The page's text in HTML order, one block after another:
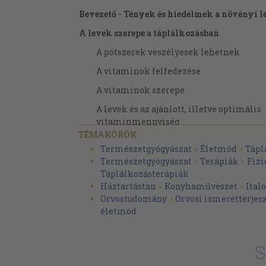
Bevezető - Tények és hiedelmek a növényi
A levek szerepe a táplálkozásban
A pótszerek veszélyesek lehetnek
A vitaminok felfedezése
A vitaminok szerepe
A levek és az ajánlott, illetve optimális
vitaminmennyiség
A friss levek vitaminjai
Ásványi anyagok a friss levekben
A friss levek folyadéktartalma
Enzimek a friss levekben
Aminosavak a friss levekben
TÉMAKÖRÖK
Természetgyógyászat > Életmód >
Természetgyógyászat > Terápiák >
Táplálkozásterápiák
Háztartástan > Konyhaművészet >
Orvostudomány > Orvosi
életmód